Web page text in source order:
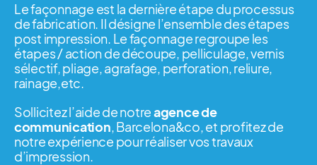
Le façonnage est la dernière étape du processus
de fabrication. Il désigne l’ensemble des étapes
post impression. Le façonnage regroupe les
étapes / action de découpe, pelliculage, vernis
sélectif, pliage, agrafage, perforation, reliure,
rainage,etc.
Sollicitez l’aide de notreagence de
communication, Barcelona&co, et profitez de
notre expérience pour réaliser vos travaux
d’impression.